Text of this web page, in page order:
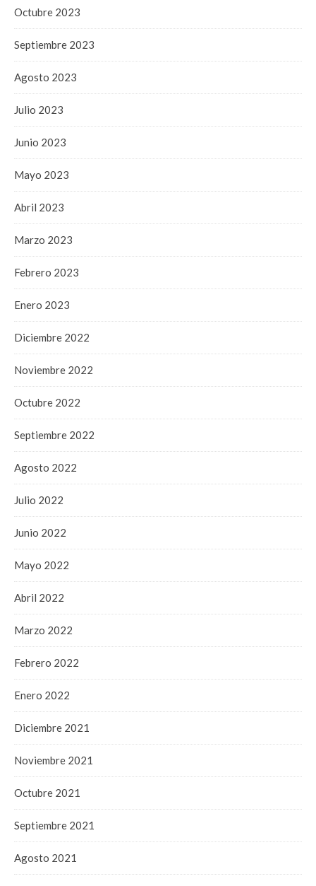
Octubre 2023
Septiembre 2023
Agosto 2023
Julio 2023
Junio 2023
Mayo 2023
Abril 2023
Marzo 2023
Febrero 2023
Enero 2023
Diciembre 2022
Noviembre 2022
Octubre 2022
Septiembre 2022
Agosto 2022
Julio 2022
Junio 2022
Mayo 2022
Abril 2022
Marzo 2022
Febrero 2022
Enero 2022
Diciembre 2021
Noviembre 2021
Octubre 2021
Septiembre 2021
Agosto 2021